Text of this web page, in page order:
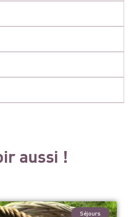
aussi !
Séjours